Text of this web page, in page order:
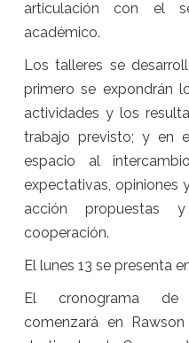
articulación con el
académico.
Los talleres se
primero se expondrán
actividades y los
trabajo previsto; y en
espacio al
expectativas, opiniones
acción propuestas
cooperación.
El lunes 13 se presenta
El cronograma de
comenzará en